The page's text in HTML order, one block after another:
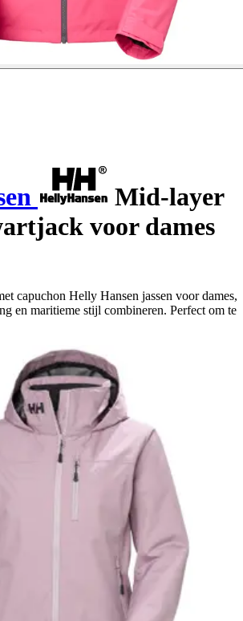
Mid-layer
voor dames
capuchon Helly Hansen jassen voor dames,
en maritieme stijl combineren. Perfect om te